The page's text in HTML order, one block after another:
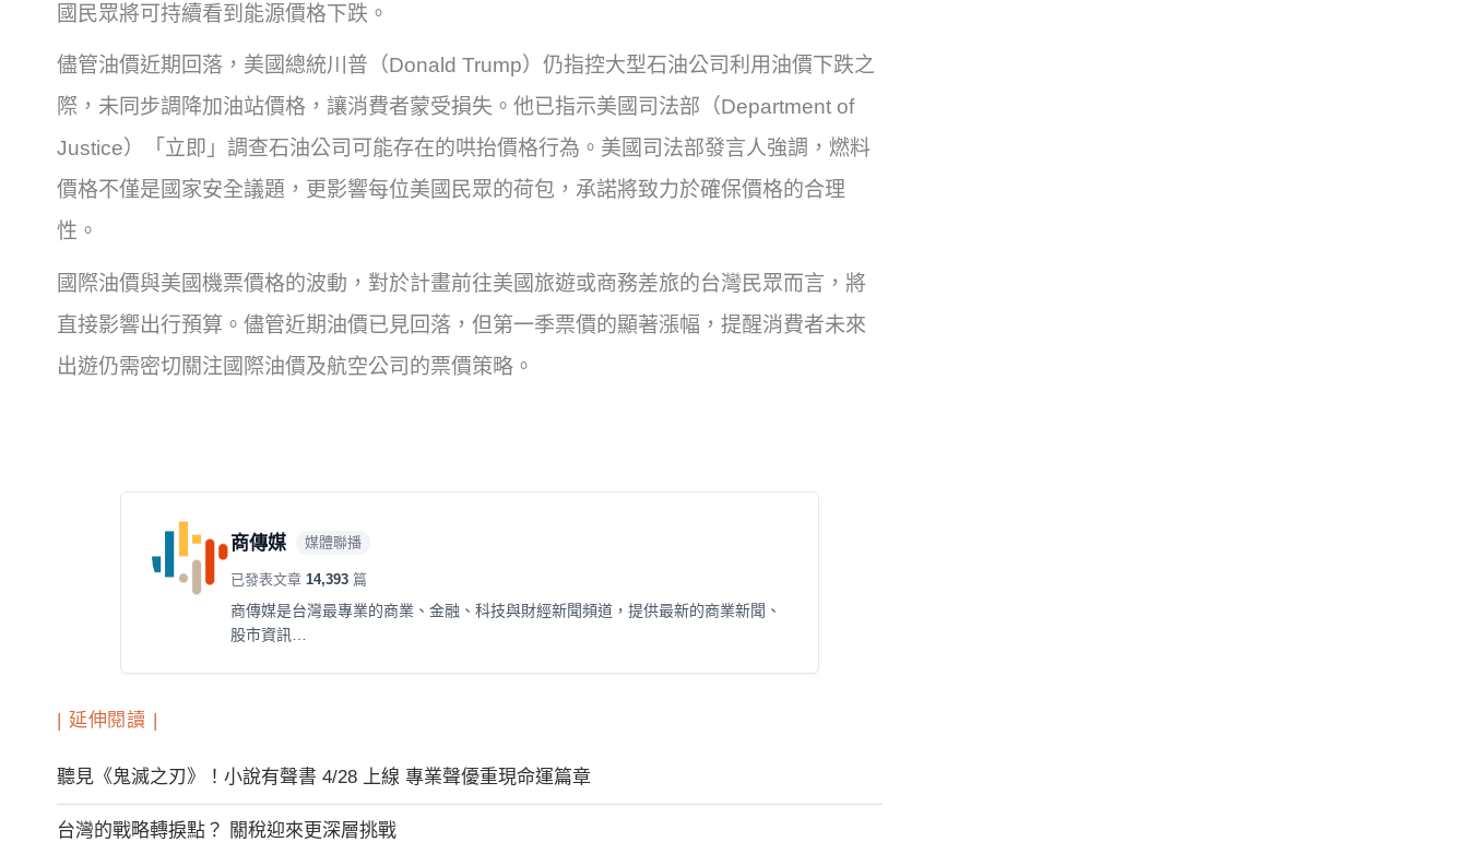
國民眾將可持續看到能源價格下跌。
儘管油價近期回落，美國總統川普（Donald Trump）仍指控大型石油公司利用油價下跌之
際，未同步調降加油站價格，讓消費者蒙受損失。他已指示美國司法部（Department of
Justice）「立即」調查石油公司可能存在的哄抬價格行為。美國司法部發言人強調，燃料
價格不僅是國家安全議題，更影響每位美國民眾的荷包，承諾將致力於確保價格的合理
性。
國際油價與美國機票價格的波動，對於計畫前往美國旅遊或商務差旅的台灣民眾而言，將
直接影響出行預算。儘管近期油價已見回落，但第一季票價的顯著漲幅，提醒消費者未來
出遊仍需密切關注國際油價及航空公司的票價策略。
商傳媒 媒體聯播
已發表文章 14,393 篇
商傳媒是台灣最專業的商業、金融、科技與財經新聞頻道，提供最新的商業新聞、
股市資訊…
| 延伸閱讀 |
聽見《鬼滅之刃》！小說有聲書 4/28 上線 專業聲優重現命運篇章
台灣的戰略轉捩點？ 關稅迎來更深層挑戰